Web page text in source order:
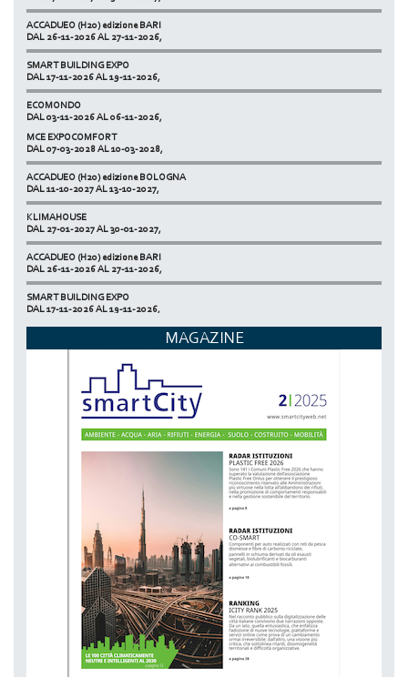
ACCADUEO (H20) edizione BARI
DAL 26-11-2026 AL 27-11-2026,
SMART BUILDING EXPO
DAL 17-11-2026 AL 19-11-2026,
ECOMONDO
DAL 03-11-2026 AL 06-11-2026,
NETZERO MILAN - EXPO SUMMIT
DAL 20-10-2026 AL 22-10-2026,
MCE EXPOCOMFORT
DAL 07-03-2028 AL 10-03-2028,
ACCADUEO (H20) edizione BOLOGNA
DAL 11-10-2027 AL 13-10-2027,
KLIMAHOUSE
DAL 27-01-2027 AL 30-01-2027,
ACCADUEO (H20) edizione BARI
DAL 26-11-2026 AL 27-11-2026,
SMART BUILDING EXPO
DAL 17-11-2026 AL 19-11-2026,
NETZERO MILAN - EXPO SUMMIT
DAL 20-10-2026 AL 22-10-2026,
MAGAZINE